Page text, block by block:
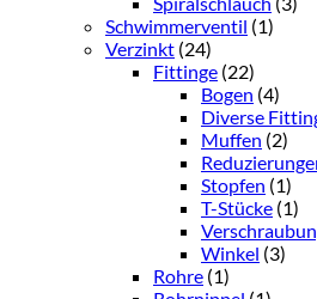
Schwimmerventil (1)
Verzinkt (24)
Fittinge (22)
Bogen (4)
Diverse
Muffen (2)
Stopfen (1)
T-Stücke (1)
Winkel (3)
Rohre (1)